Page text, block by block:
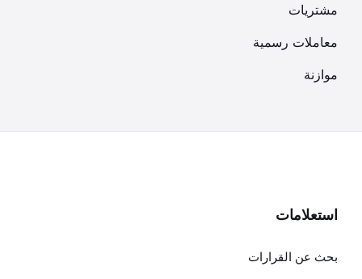
مشتريات
معاملات رسمية
موازنة
استعلامات
بحث عن القرارات